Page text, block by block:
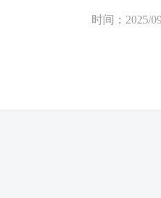
时间：2025/